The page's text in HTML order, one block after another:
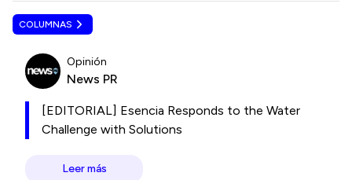
COLUMNAS
Opinión
News PR
[EDITORIAL] Esencia Responds to the Water
Challenge with Solutions
Leer más